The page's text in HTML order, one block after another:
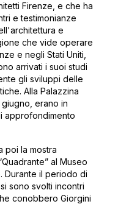
Firenze, e che ha
e testimonianze
e
che vide operare
e negli Stati Uniti,
arrivati i suoi studi
gli sviluppi delle
Alla Palazzina
erano in
approfondimento
poi la mostra
al Museo
Durante il periodo di
sono svolti incontri
conobbero Giorgini